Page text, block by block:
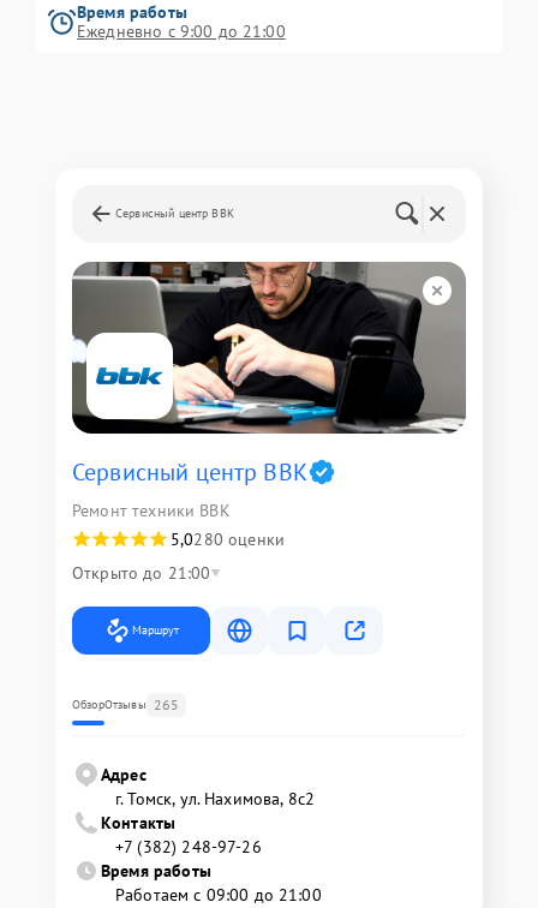
Время работы
Ежедневно с 9:00 до 21:00
Сервисный центр BBK
Сервисный центр BBK
Ремонт техники BBK
5,0280 оценки
Открыто до 21:00
Маршрут
ОбзорОтзывы 265
Адрес
г. Томск, ул. Нахимова, 8с2
Контакты
+7 (382) 248-97-26
Время работы
Работаем с 09:00 до 21:00